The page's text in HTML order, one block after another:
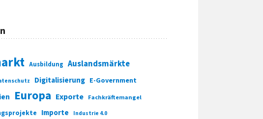
Ausbildung Auslandsmärkte
Digitalisierung E-Government
Europa Exporte Fachkräftemangel
Importe Industrie 4.0